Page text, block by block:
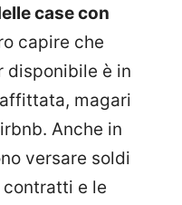
case con
capire che
disponibile è in
magari
Anche in
versare soldi
contratti e le